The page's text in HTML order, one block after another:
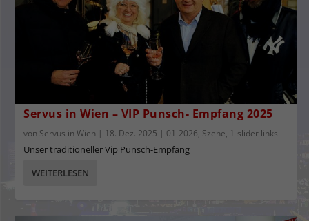
Servus in Wien – VIP Punsch- Empfang 2025
von Servus in Wien | 18. Dez. 2025 | 01-2026, Szene, 1-slider links
Unser traditioneller Vip Punsch-Empfang
WEITERLESEN